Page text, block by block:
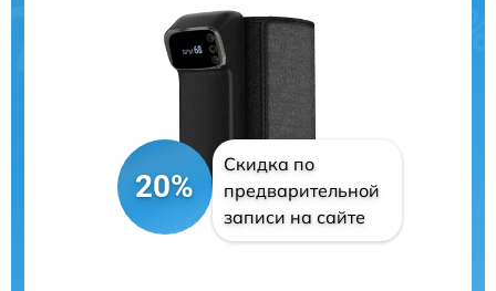
20%
Скидка по
предварительной
записи на сайте